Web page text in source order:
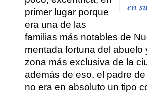
en
primer lugar porque
era una de las
familias más notables de
mentada fortuna del abuelo
zona más exclusiva de la
además de eso, el padre
no era en absoluto un tipo